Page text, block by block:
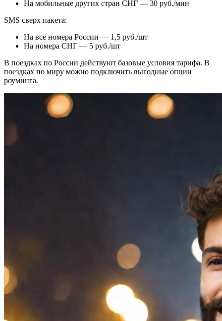
На мобильные других стран СНГ — 30 руб./мин
SMS сверх пакета:
На все номера России — 1,5 руб./шт
На номера СНГ — 5 руб./шт
В поездках по России действуют базовые условия тарифа. В
поездках по миру можно подключить выгодные опции
роуминга.